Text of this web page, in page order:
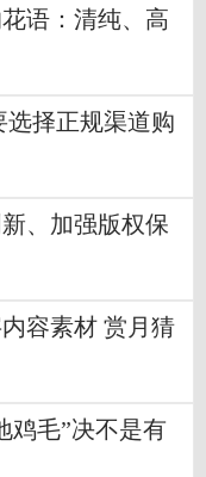
语：清纯、高
选择正规渠道购
、加强版权保
容素材 赏月猜
鸡毛”决不是有